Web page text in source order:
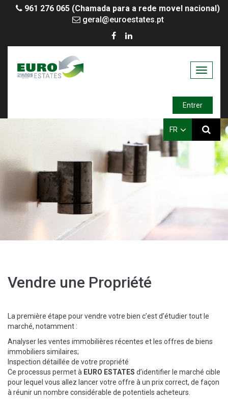
961 276 065 (Chamada para a rede movel nacional)
geral@euroestates.pt
Toggle
Entrer
FR
Vendre une Propriété
La première étape pour vendre votre bien c’est d’étudier tout le
marché, notamment :
Analyser les ventes immobilières récentes et les offres de biens
immobiliers similaires;
Inspection détaillée de votre propriété
Ce processus permet à EURO ESTATES d’identifier le marché cible
pour lequel vous allez lancer votre offre à un prix correct, de façon
à réunir un nombre considérable de potentiels acheteurs.